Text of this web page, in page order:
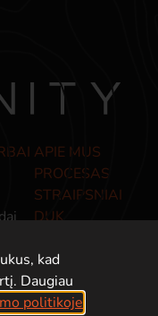
kad
Daugiau
politikoje
APIE MUS
PROCESAS
STRAIPSNIAI
DUK
POLITIKA